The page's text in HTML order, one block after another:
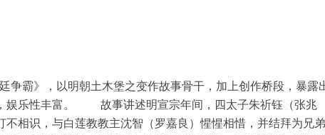
争霸》，以明朝土木堡之变作故事骨干，加上创作桥段，暴露
娱乐性丰富。 故事讲述明宣宗年间，四太子朱祈钰（张兆
相识，与白莲教教主沈智（罗嘉良）惺惺相惜，并结拜为兄弟